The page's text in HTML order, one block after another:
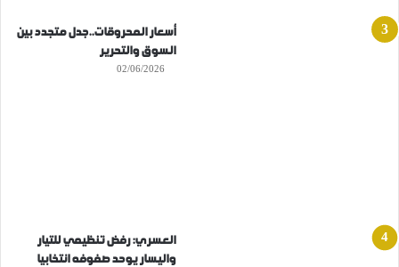
أسعار المحروقات..جدل متجدد بين
السوق والتحرير
02/06/2026
العسري: رفض تنظيمي للتيار
واليسار يوحد صفوفه انتخابيا